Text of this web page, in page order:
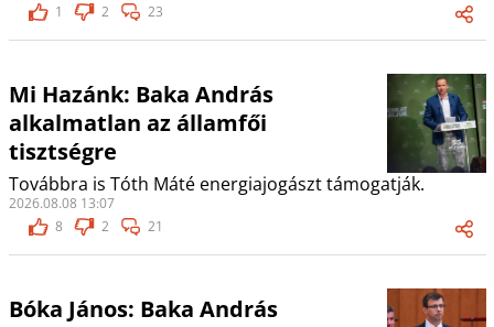
1
2 23
Mi Hazánk: Baka András
alkalmatlan az államfői
tisztségre
Továbbra is Tóth Máté energiajogászt támogatják.
2026.08.08 13:07
8
2 21
Bóka János: Baka András